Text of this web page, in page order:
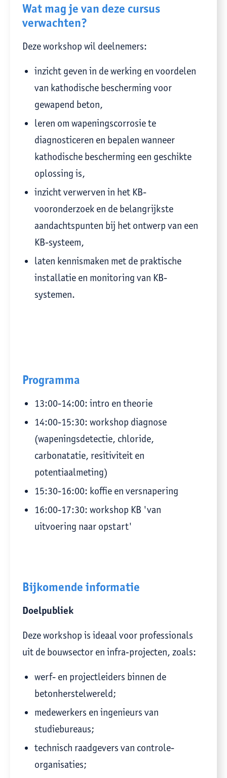
Wat mag je van deze cursus
verwachten?
Deze workshop wil deelnemers:
inzicht geven in de werking en voordelen
van kathodische bescherming voor
gewapend beton,
leren om wapeningscorrosie te
diagnosticeren en bepalen wanneer
kathodische bescherming een geschikte
oplossing is,
inzicht verwerven in het KB-
vooronderzoek en de belangrijkste
aandachtspunten bij het ontwerp van een
KB-systeem,
laten kennismaken met de praktische
installatie en monitoring van KB-
systemen.
Programma
13:00-14:00: intro en theorie
14:00-15:30: workshop diagnose
(wapeningsdetectie, chloride,
carbonatatie, resitiviteit en
potentiaalmeting)
15:30-16:00: koffie en versnapering
16:00-17:30: workshop KB 'van
uitvoering naar opstart'
Bijkomende informatie
Doelpubliek
Deze workshop is ideaal voor professionals
uit de bouwsector en infra‑projecten, zoals:
werf- en projectleiders binnen de
betonherstelwereld;
medewerkers en ingenieurs van
studiebureaus;
technisch raadgevers van controle-
organisaties;